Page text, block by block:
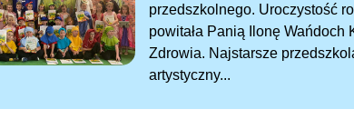
przedszkolnego. Uroczystość
powitała Panią Ilonę Wańdoch
Zdrowia. Najstarsze
artystyczny...